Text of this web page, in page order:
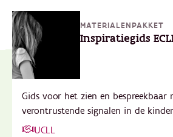
MATERIALENPAKKET
Inspiratiegids
Gids voor het zien en bespreekbaar
verontrustende signalen in de
UCLL